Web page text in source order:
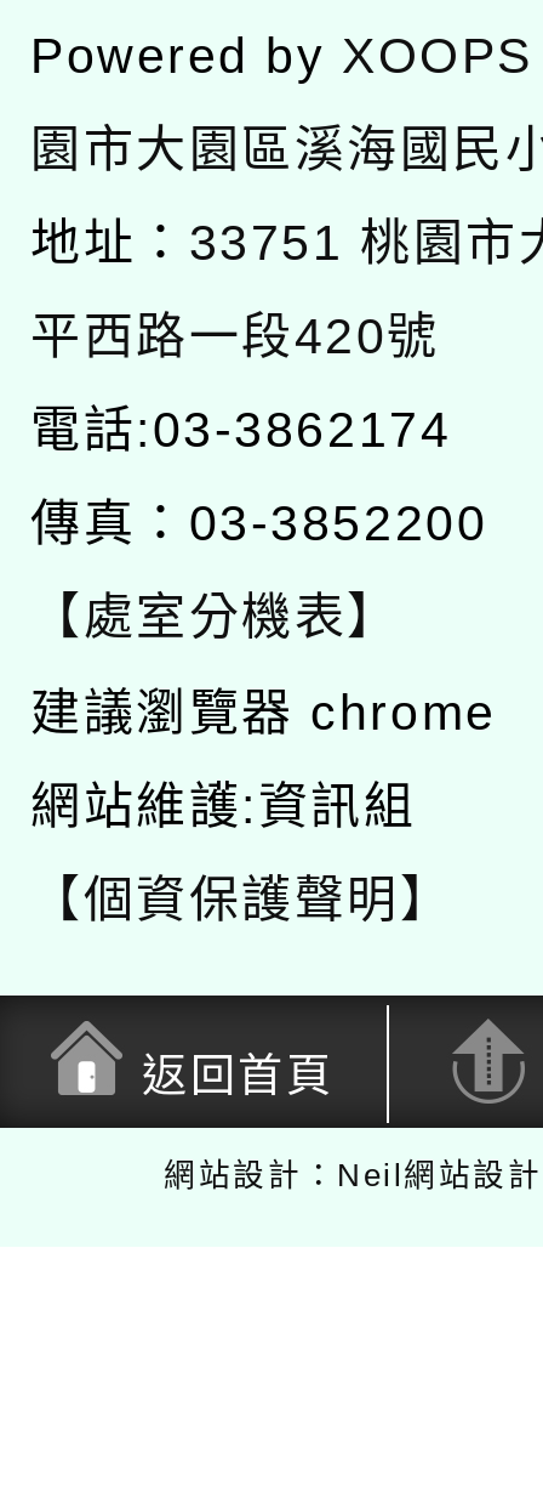
Powered by XOOPS
園市大園區溪海國民
地址： 33751 桃園市
平西路一段420號
電話:03-3862174
傳真：03-3852200
【處室分機表】
建議瀏覽器 chrome
網站維護:資訊組
【個資保護聲明】
返回首頁
網站設計：Neil網站設